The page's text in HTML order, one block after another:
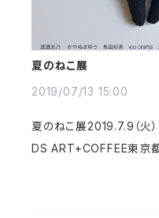
夏のねこ展
2019/07/13 15:00
夏のねこ展2019.​7.9（火
DS ART+COFFEE東京